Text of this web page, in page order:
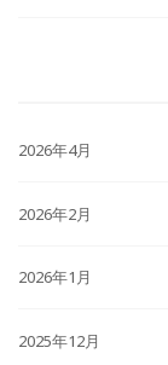
2026年4月
2026年2月
2026年1月
2025年12月